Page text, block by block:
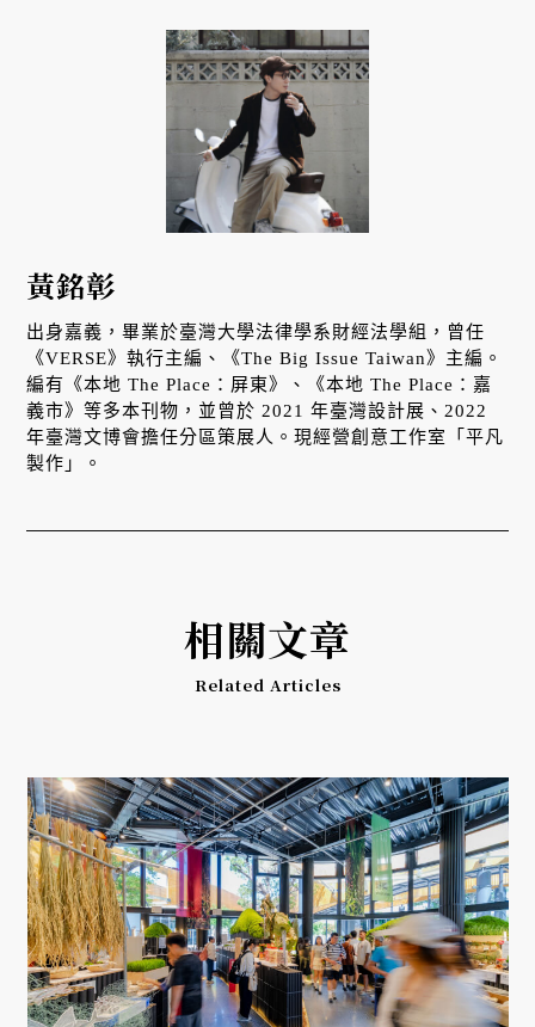
黃銘彰
出身嘉義，畢業於臺灣大學法律學系財經法學組，曾任
《VERSE》執行主編、《The Big Issue Taiwan》主編。
編有《本地 The Place：屏東》、《本地 The Place：嘉
義市》等多本刊物，並曾於 2021 年臺灣設計展、2022
年臺灣文博會擔任分區策展人。現經營創意工作室「平凡
製作」。
相關文章
Related Articles